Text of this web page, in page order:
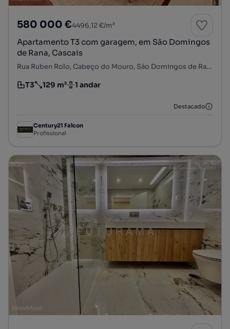
580 000 €4496,12 €/m²
Apartamento T3 com garagem, em São Domingos
de Rana, Cascais
Rua Ruben Rolo, Cabeço do Mouro, São Domingos de Rana, Cascais, Lisboa
Tipologia
T3
Preço por metro quadrado
129 m²
Andar 1 andar
Destacado
Century21 Falcon
Profissional